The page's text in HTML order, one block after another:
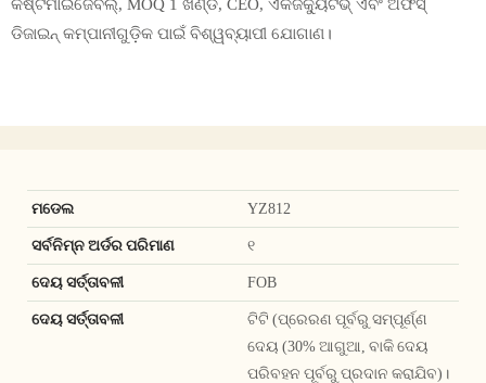
କଷ୍ଟମାଇଜେବଲ୍, MOQ 1 ଖଣ୍ଡ, CEO, ଏକଜିକ୍ୟୁଟିଭ୍ ଏବଂ ଅଫିସ୍
ଡିଜାଇନ୍ କମ୍ପାନୀଗୁଡ଼ିକ ପାଇଁ ବିଶ୍ୱବ୍ୟାପୀ ଯୋଗାଣ।
ମଡେଲ YZ812
ସର୍ବନିମ୍ନ ଅର୍ଡର ପରିମାଣ ୧
ଦେୟ ସର୍ତ୍ତାବଳୀ FOB
ଦେୟ ସର୍ତ୍ତାବଳୀ
ଟିଟି (ପ୍ରେରଣ ପୂର୍ବରୁ ସମ୍ପୂର୍ଣ୍ଣ
ଦେୟ (30% ଆଗୁଆ, ବାକି ଦେୟ
ପରିବହନ ପୂର୍ବରୁ ପ୍ରଦାନ କରାଯିବ)।